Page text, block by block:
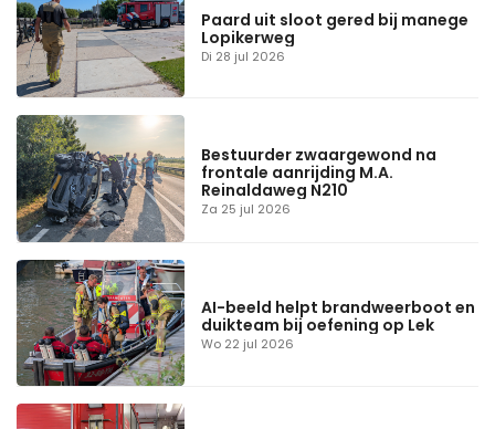
Di 28 jul 2026
Paard uit sloot gered bij manege
Lopikerweg
Za 25 jul 2026
Bestuurder zwaargewond na
frontale aanrijding M.A.
Reinaldaweg N210
Wo 22 jul 2026
AI-beeld helpt brandweerboot en
duikteam bij oefening op Lek